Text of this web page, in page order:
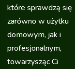
które sprawdzą się
zarówno w użytku
domowym, jak i
profesjonalnym,
towarzysząc Ci